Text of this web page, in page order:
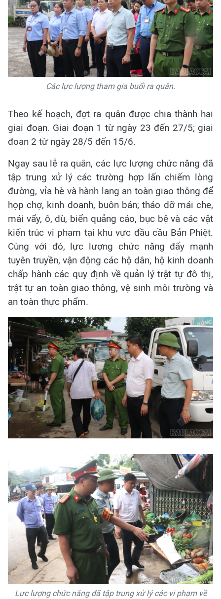
Các lực lượng tham gia buổi ra quân.
Theo kế hoạch, đợt ra quân được chia thành hai
giai đoạn. Giai đoạn 1 từ ngày 23 đến 27/5; giai
đoạn 2 từ ngày 28/5 đến 15/6.
Ngay sau lễ ra quân, các lực lượng chức năng đã
tập trung xử lý các trường hợp lấn chiếm lòng
đường, vỉa hè và hành lang an toàn giao thông để
họp chợ, kinh doanh, buôn bán; tháo dỡ mái che,
mái vẩy, ô, dù, biển quảng cáo, bục bệ và các vật
kiến trúc vi phạm tại khu vực đầu cầu Bản Phiệt.
Cùng với đó, lực lượng chức năng đẩy mạnh
tuyên truyền, vận động các hộ dân, hộ kinh doanh
chấp hành các quy định về quản lý trật tự đô thị,
trật tự an toàn giao thông, vệ sinh môi trường và
an toàn thực phẩm.
Lực lượng chức năng đã tập trung xử lý các vi phạm về